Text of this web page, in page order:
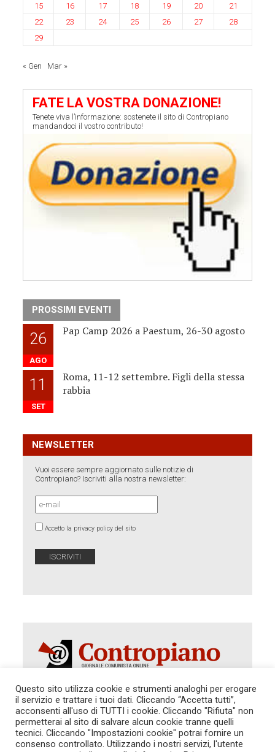
15
16 17 18 19 20
21
22
23 24 25 26 27
28
29
« Gen Mar »
FATE LA VOSTRA DONAZIONE!
Tenete viva l’informazione: sostenete il sito di Contropiano
mandandoci il vostro contributo!
PROSSIMI EVENTI
26
AGO
Pap Camp 2026 a Paestum, 26-30 agosto
11
SET
Roma, 11-12 settembre. Figli della stessa
rabbia
NEWSLETTER
Vuoi essere sempre aggiornato sulle notizie di
Contropiano? Iscriviti alla nostra newsletter:
Accetto la privacy policy del sito
Autorizzazione del Tribunale di Roma 286 del 31
dicembre 2014. Direttore Responsabile: Sergio
Cararo. Indirizzo: V.Casalbruciato 27- sc. B - 00159
Tel. 06.640.122.19 -redazione@contropiano.org
Questo sito utilizza cookie e strumenti analoghi per erogare
il servizio e trattare i tuoi dati. Cliccando “Accetta tutti”,
acconsenti all'uso di TUTTI i cookie. Cliccando "Rifiuta" non
permetterai al sito di salvare alcun cookie tranne quelli
tecnici. Cliccando "Impostazioni cookie" potrai fornire un
consenso controllato. Utilizzando i nostri servizi, l'utente